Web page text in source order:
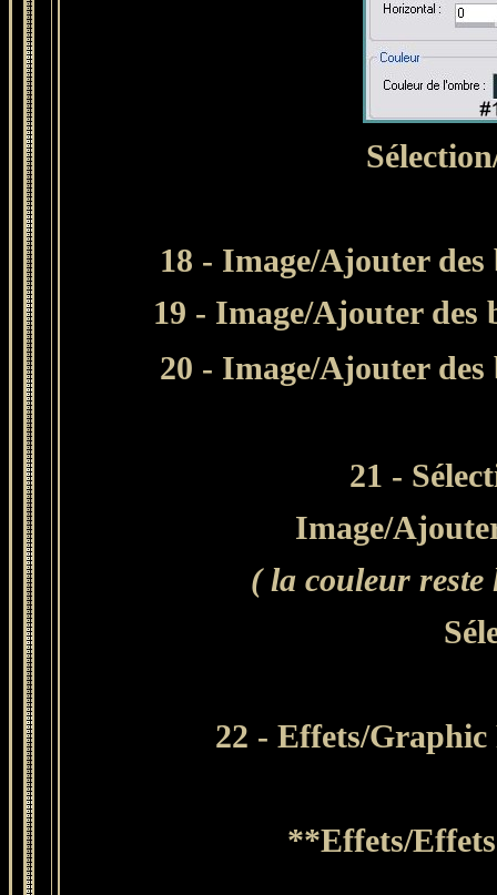
18 - Image/Ajouter
19 - Image/Ajouter des
20 - Image/Ajouter
21 -
Image/
( la couleur reste
22 - Effets/
**Effets/